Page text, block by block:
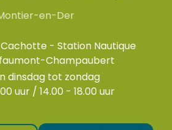
en-Der
Cachotte - Station Nautique
Champaubert
dinsdag tot zondag
uur / 14.00 - 18.00 uur